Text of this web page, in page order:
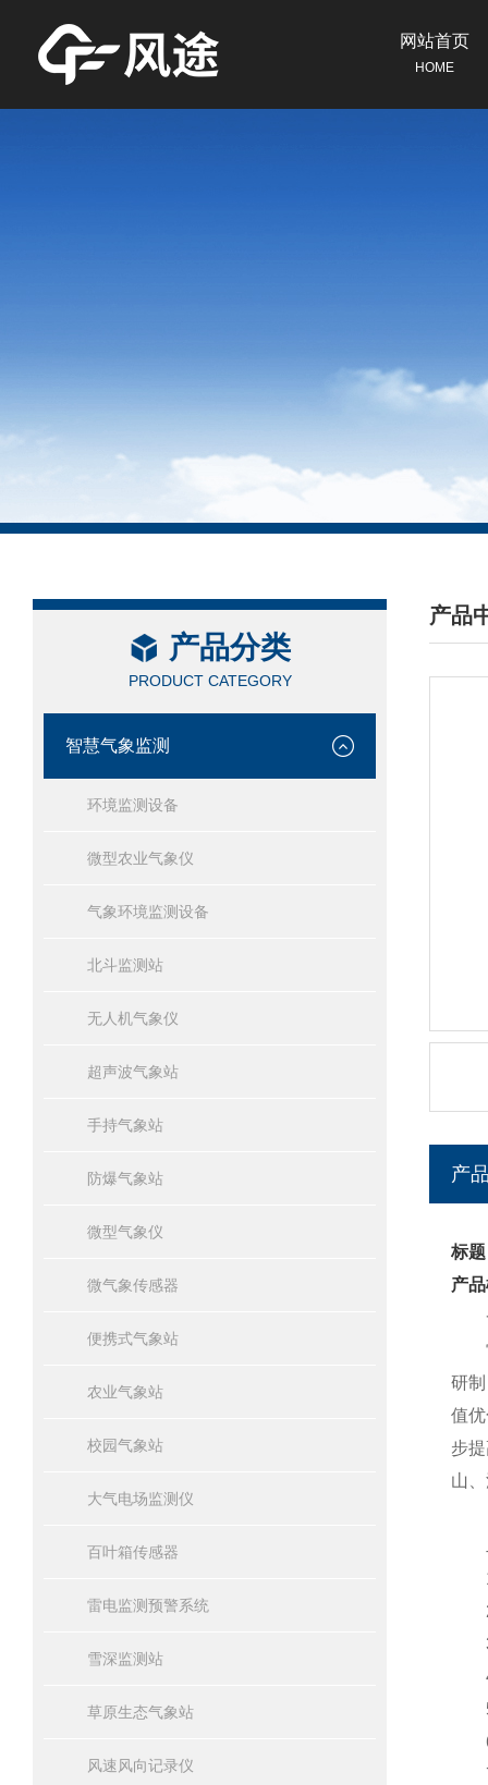
网站首页
HOME
产品分类
PRODUCT CATEGORY
智慧气象监测
环境监测设备
微型农业气象仪
气象环境监测设备
北斗监测站
无人机气象仪
超声波气象站
手持气象站
防爆气象站
微型气象仪
微气象传感器
便携式气象站
农业气象站
校园气象站
大气电场监测仪
百叶箱传感器
雷电监测预警系统
雪深监测站
草原生态气象站
风速风向记录仪
产品
/
产
标
产
雷
研
值
步
山
1.
2.
3.
4.
5.
6.
7.